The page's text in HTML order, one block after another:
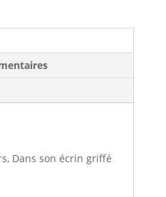
Dans son écrin griffé